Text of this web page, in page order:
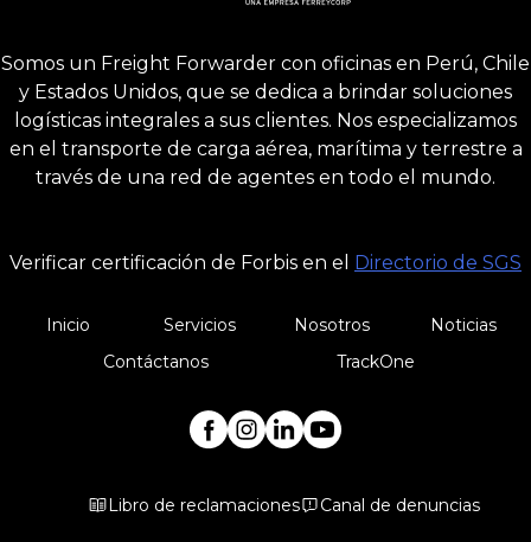
Somos un Freight Forwarder con oficinas en Perú, Chile
y Estados Unidos, que se dedica a brindar soluciones
logísticas integrales a sus clientes. Nos especializamos
en el transporte de carga aérea, marítima y terrestre a
través de una red de agentes en todo el mundo.
Verificar certificación de Forbis en el Directorio de SGS
Inicio Servicios Nosotros
Noticias
Contáctanos
TrackOne
Libro de reclamaciones Canal de denuncias